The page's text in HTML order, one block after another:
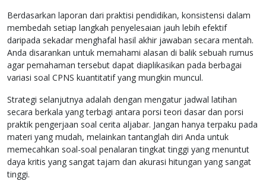
Berdasarkan laporan dari praktisi pendidikan, konsistensi dalam
membedah setiap langkah penyelesaian jauh lebih efektif
daripada sekadar menghafal hasil akhir jawaban secara mentah.
Anda disarankan untuk memahami alasan di balik sebuah rumus
agar pemahaman tersebut dapat diaplikasikan pada berbagai
variasi soal CPNS kuantitatif yang mungkin muncul.
Strategi selanjutnya adalah dengan mengatur jadwal latihan
secara berkala yang terbagi antara porsi teori dasar dan porsi
praktik pengerjaan soal cerita aljabar. Jangan hanya terpaku pada
materi yang mudah, melainkan tantanglah diri Anda untuk
memecahkan soal-soal penalaran tingkat tinggi yang menuntut
daya kritis yang sangat tajam dan akurasi hitungan yang sangat
tinggi.